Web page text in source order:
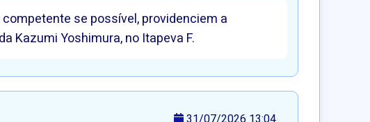
se possível, providenciem a
Kazumi Yoshimura, no Itapeva F.